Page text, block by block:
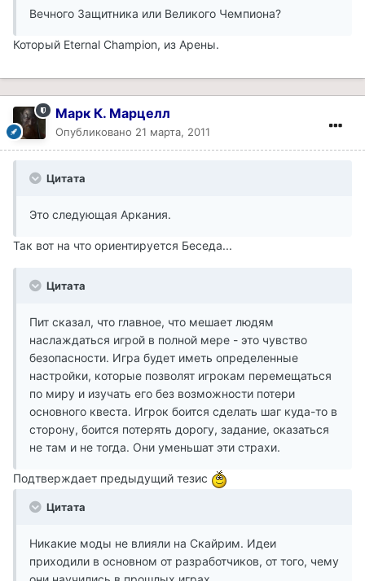
Вечного Защитника или Великого Чемпиона?
Который Eternal Champion, из Арены.
Марк К. Марцелл
Опубликовано 21 марта, 2011
Цитата
Это следующая Аркания.
Так вот на что ориентируется Беседа...
Цитата
Пит сказал, что главное, что мешает людям
наслаждаться игрой в полной мере - это чувство
безопасности. Игра будет иметь определенные
настройки, которые позволят игрокам перемещаться
по миру и изучать его без возможности потери
основного квеста. Игрок боится сделать шаг куда-то в
сторону, боится потерять дорогу, задание, оказаться
не там и не тогда. Они уменьшат эти страхи.
Подтверждает предыдущий тезис
Цитата
Никакие моды не влияли на Скайрим. Идеи
приходили в основном от разработчиков, от того, чему